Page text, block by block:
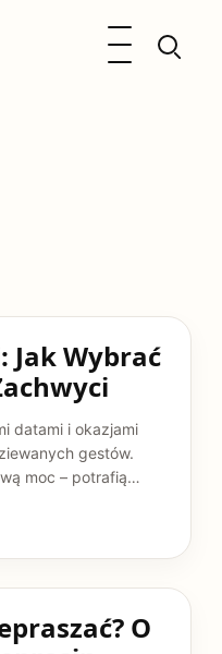
Otwórz menu
Jak Wybrać
datami i okazjami
gestów.
moc – potrafią…
O